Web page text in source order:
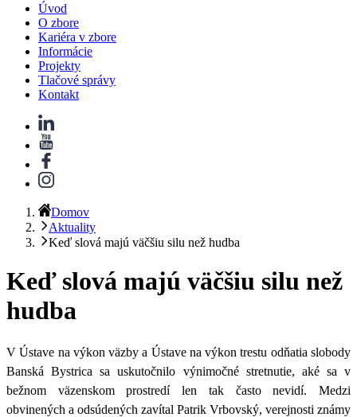
Úvod
O zbore
Kariéra v zbore
Informácie
Projekty
Tlačové správy
Kontakt
Domov
Aktuality
Keď slová majú väčšiu silu než hudba
Keď slová majú väčšiu silu než
hudba
V Ústave na výkon väzby a Ústave na výkon trestu odňatia slobody
Banská Bystrica sa uskutočnilo výnimočné stretnutie, aké sa v
bežnom väzenskom prostredí len tak často nevidí. Medzi
obvinených a odsúdených zavítal Patrik Vrbovský, verejnosti známy